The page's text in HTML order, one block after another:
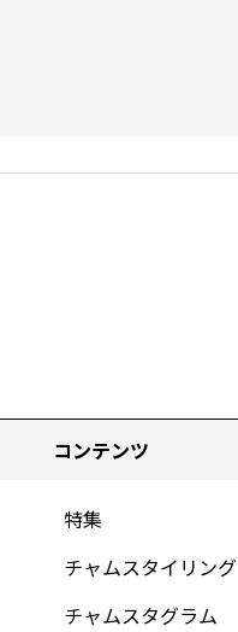
コンテンツ
特集
チャムスタイリング
チャムスタグラム